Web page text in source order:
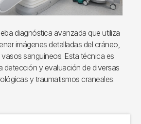
diagnóstica avanzada que utiliza
imágenes detalladas del cráneo,
sanguíneos. Esta técnica es
detección y evaluación de diversas
y traumatismos craneales.